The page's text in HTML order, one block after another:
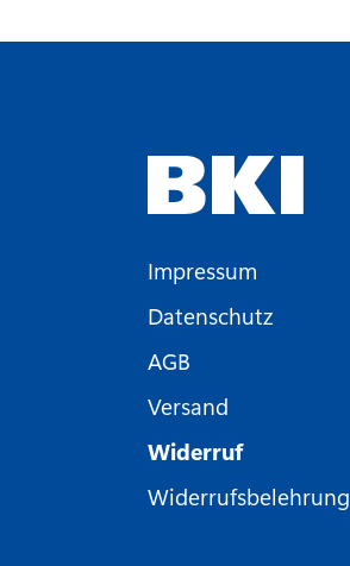
Impressum
Datenschutz
AGB
Versand
Widerruf
Widerrufsbelehrung